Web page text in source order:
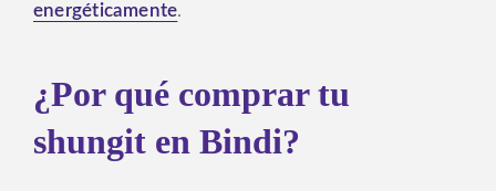
energéticamente.
¿Por qué comprar tu
shungit en Bindi?